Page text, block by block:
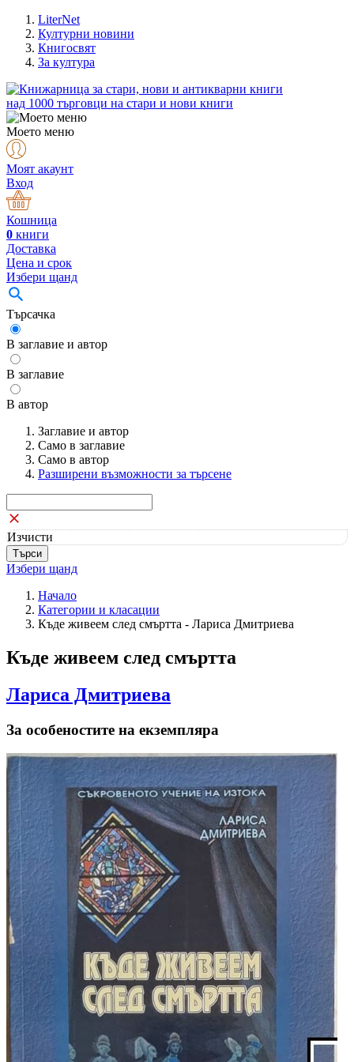
LiterNet
Културни новини
Книгосвят
За култура
над 1000 търговци на стари и нови книги
Моето меню
Моят акаунт
Вход
Кошница
0 книги
Доставка
Цена и срок
Избери щанд
Търсачка
В заглавие и автор
В заглавие
В автор
Заглавие и автор
Само в заглавие
Само в автор
Разширени възможности за търсене
Изчисти
Избери щанд
Начало
Категории и класации
Къде живеем след смъртта - Лариса Дмитриева
Къде живеем след смъртта
Лариса Дмитриева
За особеностите на екземпляра